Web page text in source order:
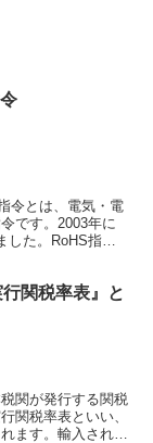
です。2003年に
た。RoHS指令
ド
ポリ臭化ジフェニ
有害物質の使用
た、RoHS指令
令により、有害
えないようにリサ
関税率表』と
関が発行する関税
関税率表といい、
ます。輸入される